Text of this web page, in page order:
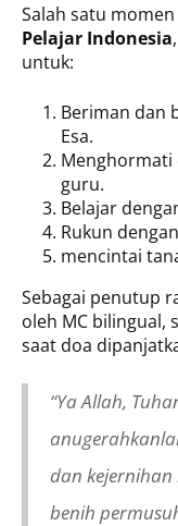
Salah satu
Pelajar Indonesia
untuk:
Beriman dan
Esa.
Menghormati
guru.
Belajar
Rukun
mencintai
Sebagai penutup
oleh MC bilingual,
saat doa
“Ya Allah,
dan
benih